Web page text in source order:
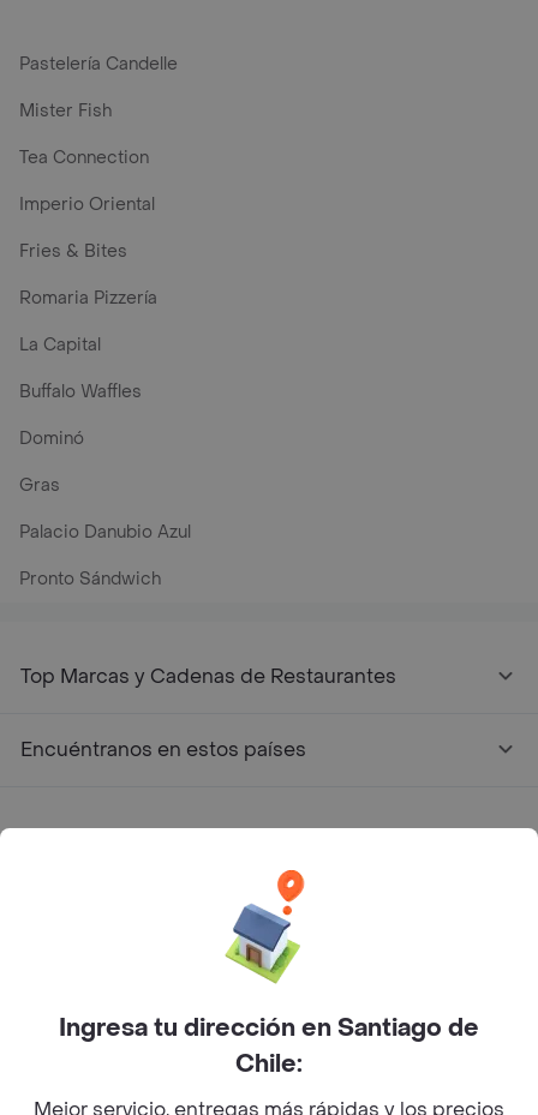
Pastelería Candelle
Mister Fish
Tea Connection
Imperio Oriental
Fries & Bites
Romaria Pizzería
La Capital
Buffalo Waffles
Dominó
Gras
Palacio Danubio Azul
Pronto Sándwich
Top Marcas y Cadenas de Restaurantes
Encuéntranos en estos países
Google play
Pide tu comida favorita cerca de ti
Ingresa tu dirección en Santiago de
Chile:
Mejor servicio, entregas más rápidas y los precios